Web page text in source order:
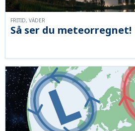
Så ser du meteorregnet!
FRITID, VÄDER